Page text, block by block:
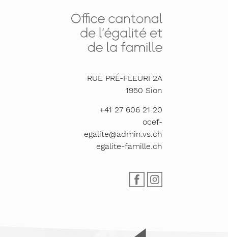
RUE PRÉ-FLEURI 2A
1950 Sion
+41 27 606 21 20
ocef-
egalite@admin.vs.ch
egalite-famille.ch